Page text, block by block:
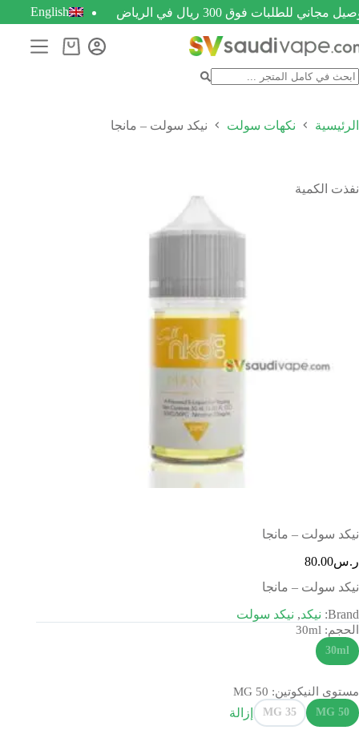
مجاني للطلبات فوق 300 ريال في الرياض English
الرئيسية نكهات سولت نيكد سولت – مانجا
نفذت الكمية
نيكد سولت – مانجا
ر.س80.00
نيكد سولت – مانجا
Brand: نيكد, نيكد سولت
الحجم: 30ml
30ml
مستوى النيكوتين: 50 MG
50 MG
35 MG إزالة